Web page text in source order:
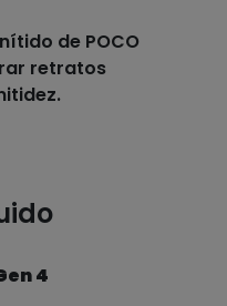
de POCO
retratos
4